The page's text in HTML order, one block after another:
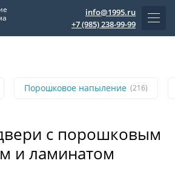
info@1995.ru
+7 (985) 238-99-99
Порошковое напыление (216)
с порошковым
и ламинатом